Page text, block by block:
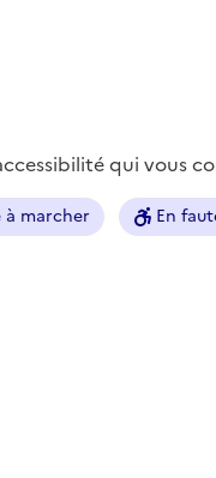
qui vous
marcher En